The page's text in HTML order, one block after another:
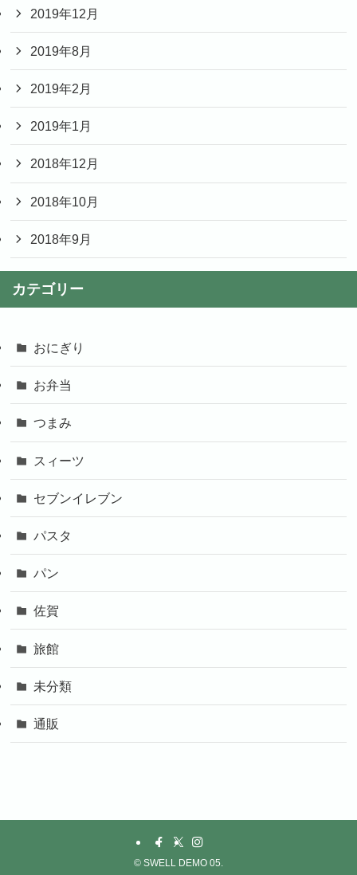
2019年12月
2019年8月
2019年2月
2019年1月
2018年12月
2018年10月
2018年9月
カテゴリー
おにぎり
お弁当
つまみ
スィーツ
セブンイレブン
パスタ
パン
佐賀
旅館
未分類
通販
© SWELL DEMO 05.